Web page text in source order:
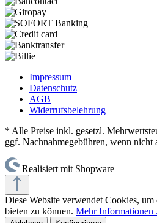
Impressum
Datenschutz
AGB
Widerrufsbelehrung
* Alle Preise inkl. gesetzl.
ggf. Nachnahmegebühren, wenn nicht
Realisiert mit Shopware
Diese Website verwendet Cookies,
bieten zu können. Mehr Informationen